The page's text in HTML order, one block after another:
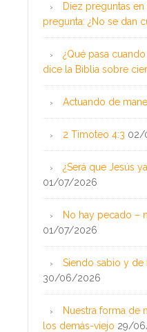
Diez preguntas
pregunta: ¿No se dan
¿Qué pasa
dice la Biblia sobre
Actuando de
2 Timoteo 4:3 02/
¿Será que Jesús
01/07/2026
No hay pecado –
01/07/2026
Siendo sabio y de
30/06/2026
Nuestra forma de
los demás-viejo 29/